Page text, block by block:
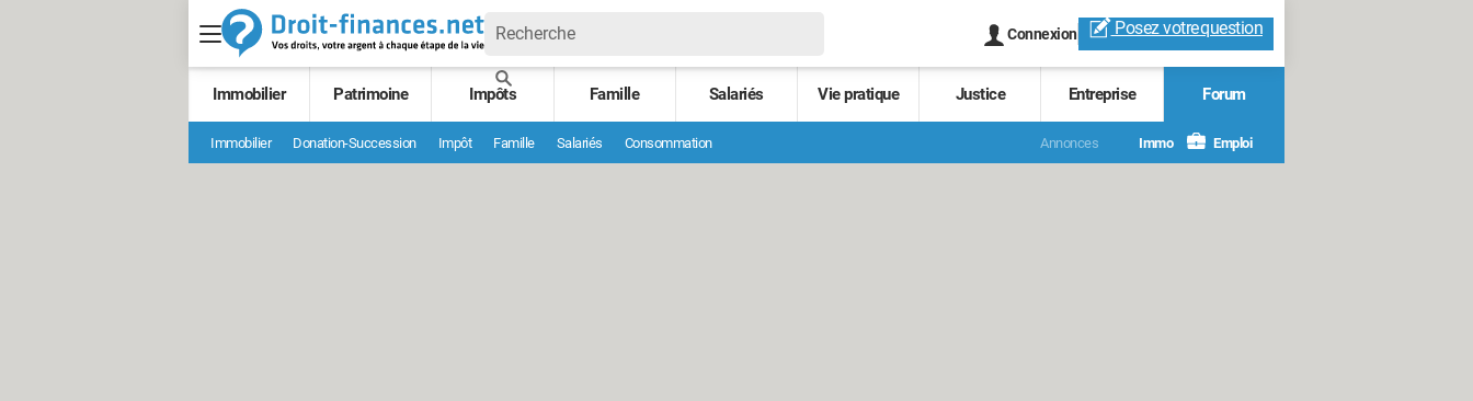
Connexion Posez votrequestion
Immobilier Patrimoine Impôts Famille Salariés Vie pratique Justice Entreprise Forum
Immobilier Donation-Succession Impôt Famille Salariés Consommation Annonces Immo Emploi